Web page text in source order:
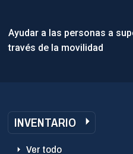
Ayudar a las personas a
través de la movilidad
INVENTARIO
Ver todo